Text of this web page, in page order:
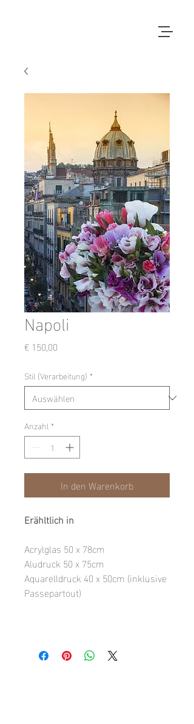
Napoli
€ 150,00
Stil (Verarbeitung) *
Anzahl *
In den Warenkorb
Erähltlich in
Acrylglas 50 x 78cm
Aludruck 50 x 75cm
Aquarelldruck 40 x 50cm (inklusive
Passepartout)